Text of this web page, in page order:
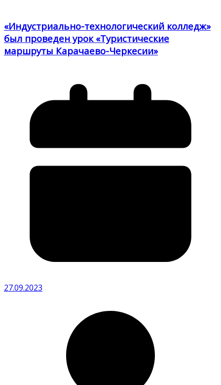
«Индустриально-технологический колледж»
был проведен урок «Туристические
маршруты Карачаево-Черкесии»
27.09.2023